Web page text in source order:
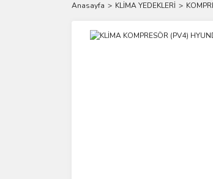
Anasayfa KLİMA YEDEKLERİ